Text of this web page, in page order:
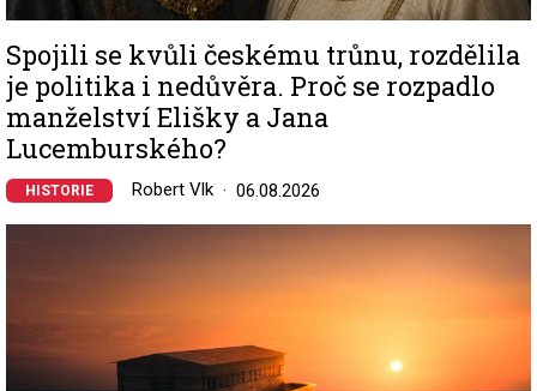
Spojili se kvůli českému trůnu, rozdělila
je politika i nedůvěra. Proč se rozpadlo
manželství Elišky a Jana
Lucemburského?
HISTORIE Robert Vlk 06.08.2026